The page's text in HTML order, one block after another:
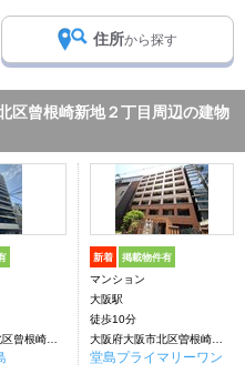
住所から探す
区曾根崎新地２丁目周辺の建物
新着 掲載物件有
マンション
大阪駅
徒歩10分
堂島プライマリーワン